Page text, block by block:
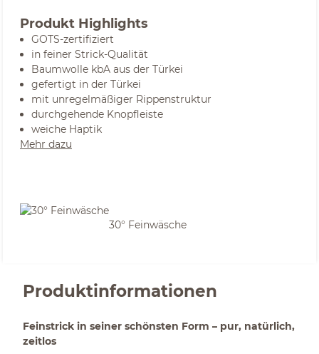
Produkt Highlights
GOTS-zertifiziert
in feiner Strick-Qualität
Baumwolle kbA aus der Türkei
gefertigt in der Türkei
mit unregelmäßiger Rippenstruktur
durchgehende Knopfleiste
weiche Haptik
Mehr dazu
30° Feinwäsche
Produktinformationen
Feinstrick in seiner schönsten Form – pur, natürlich,
zeitlos